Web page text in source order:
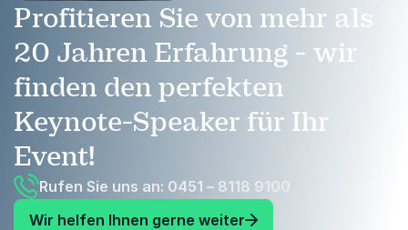
Profitieren Sie von mehr als
20 Jahren Erfahrung - wir
finden den perfekten
Keynote-Speaker für Ihr
Event!
Rufen Sie uns an: 0451 – 8118 9100
Wir helfen Ihnen gerne weiter